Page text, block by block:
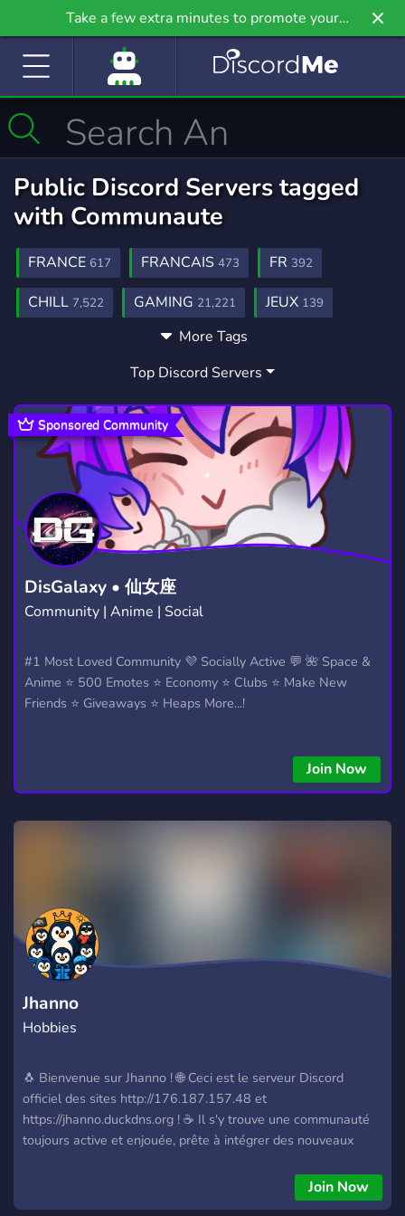
Take a few extra minutes to promote your
community even further on Griv.io, our newest
Public Discord Servers tagged
with Communaute
FRANCE 617 FRANCAIS 473 FR 392
CHILL 7,522 GAMING 21,221 JEUX 139
RENCONTRE107
COMMUNAUTAIRE195 JEUX VIDEO
COMMUNITY18,654 DISCUSSION331
ART3,526 ENTRAIDE 42 ROBLOX5,465
COMMUNAUTE FR27 FUN 7,039
SOCIAL8,748 MANGA1,436 BOTS 1,044
ESPORTS882 FRENCH
JEU27 AMOUR 16 PC
FURRY1,202 FANTASY594 GIVEAWAY455
More Tags
Top Discord Servers
DisGalaxy • 仙女座
Community | Anime | Social
#1 Most Loved Community 💜 Socially Active 💬 🌺 Space &
Anime ⭐ 500 Emotes ⭐ Economy ⭐ Clubs ⭐ Make New
Friends ⭐ Giveaways ⭐ Heaps More...!
Join Now
Sponsored Community
Jhanno
Hobbies
🐧 Bienvenue sur Jhanno ! 🌐 Ceci est le serveur Discord
officiel des sites http://176.187.157.48 et
https://jhanno.duckdns.org ! ☕️ Il s'y trouve une communauté
toujours active et enjouée, prête à intégrer des nouveaux
aider bénévolement selon vos compétences ! 🏎️ Nous
sommes aussi fans de sports, et nous avons même un salon
Join Now